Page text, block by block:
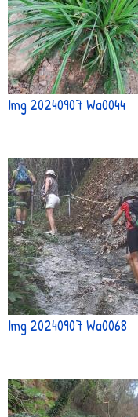
Img 20240907 Wa0044
Img 20240907 Wa0068